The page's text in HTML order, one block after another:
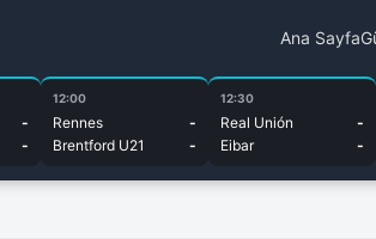
Ana Sayfa
-
-
12:00
Rennes
-
Brentford U21
-
12:30
Real Unión
-
Eibar
-